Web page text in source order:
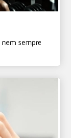
sempre